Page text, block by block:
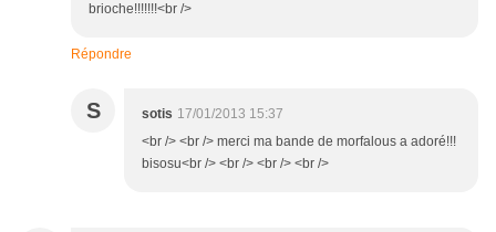
brioche!!!!!!!<br />
Répondre
S sotis 17/01/2013 15:37
<br /> <br /> merci ma bande de morfalous a adoré!!!
bisosu<br /> <br /> <br /> <br />